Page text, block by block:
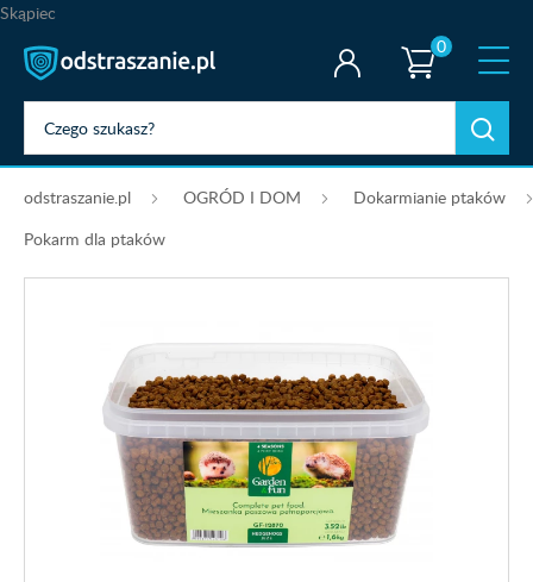
Skąpiec
0
odstraszanie.pl OGRÓD I DOM
Dokarmianie ptaków
Pokarm dla ptaków